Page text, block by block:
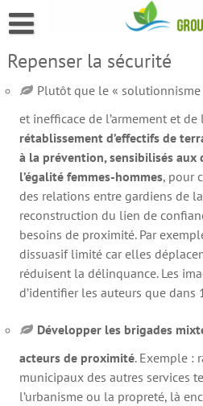
to
content
Repenser la sécurité
Plutôt que le «
et inefficace de l’armement et
rétablissement d’effectifs de
à la prévention, sensibilisés aux
l’égalité femmes-hommes, pour
des relations entre gardiens de
reconstruction du lien de
besoins de proximité. Par
dissuasif limité car elles
réduisent la délinquance. Les
d’identifier les auteurs que dans
Développer les brigades
acteurs de proximité. Exemple :
municipaux des autres services
l’urbanisme ou la propreté, là